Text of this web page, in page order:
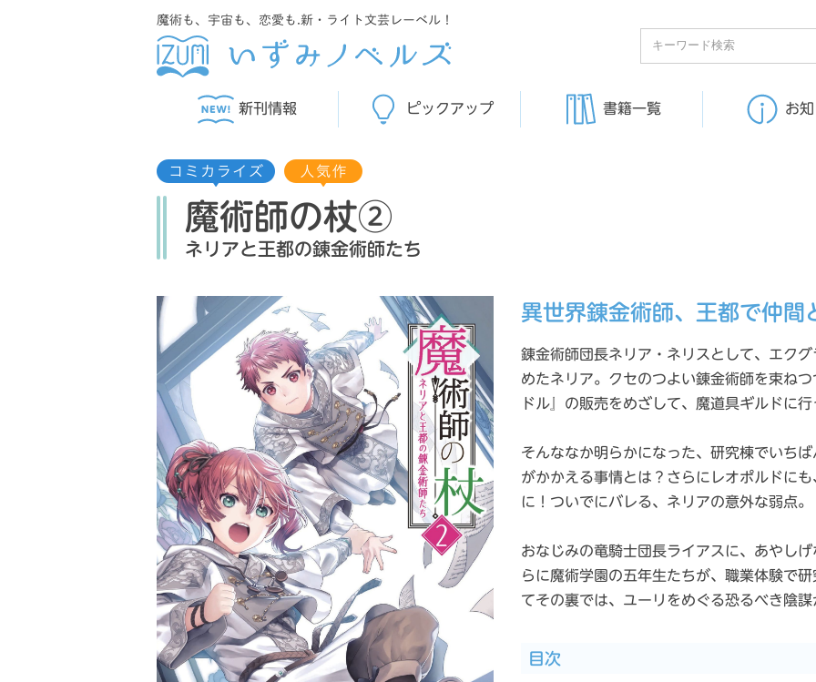
魔術も、宇宙も、恋愛も.新・ライト文芸レーベル！
新刊情報 ピックアップ 書籍一覧 お
魔術師の杖②
ネリアと王都の錬金術師たち
異世界錬金術師、王都で仲間
錬金術師団長ネリア・ネリスとして、エク
めたネリア。クセのつよい錬金術師を束ね
ドル』の販売をめざして、魔道具ギルドに行
そんななか明らかになった、研究棟でいち
がかかえる事情とは？さらにレオポルドに
に！ついでにバレる、ネリアの意外な弱点。
おなじみの竜騎士団長ライアスに、あやし
らに魔術学園の五年生たちが、職業体験で
てその裏では、ユーリをめぐる恐るべき陰
目次